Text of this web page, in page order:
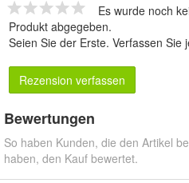
Es wurde noch
Produkt abgegeben.
Seien Sie der Erste. Verfassen Sie
Rezension verfassen
Bewertungen
So haben Kunden, die den Artikel
haben, den Kauf bewertet.